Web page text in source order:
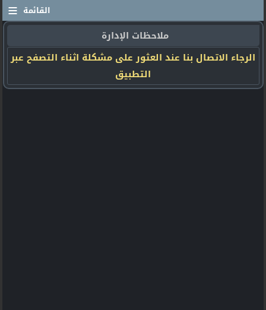
≡ القائمة
ملاحظات الإدارة
الرجاء الاتصال بنا عند العثور على مشكلة اثناء التصفح عبر
التطبيق